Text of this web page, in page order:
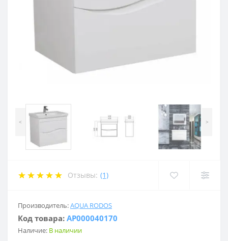
< >
Отзывы: (1)
Производитель:AQUA RODOS
Код товара: АР000040170
Наличие: В наличии